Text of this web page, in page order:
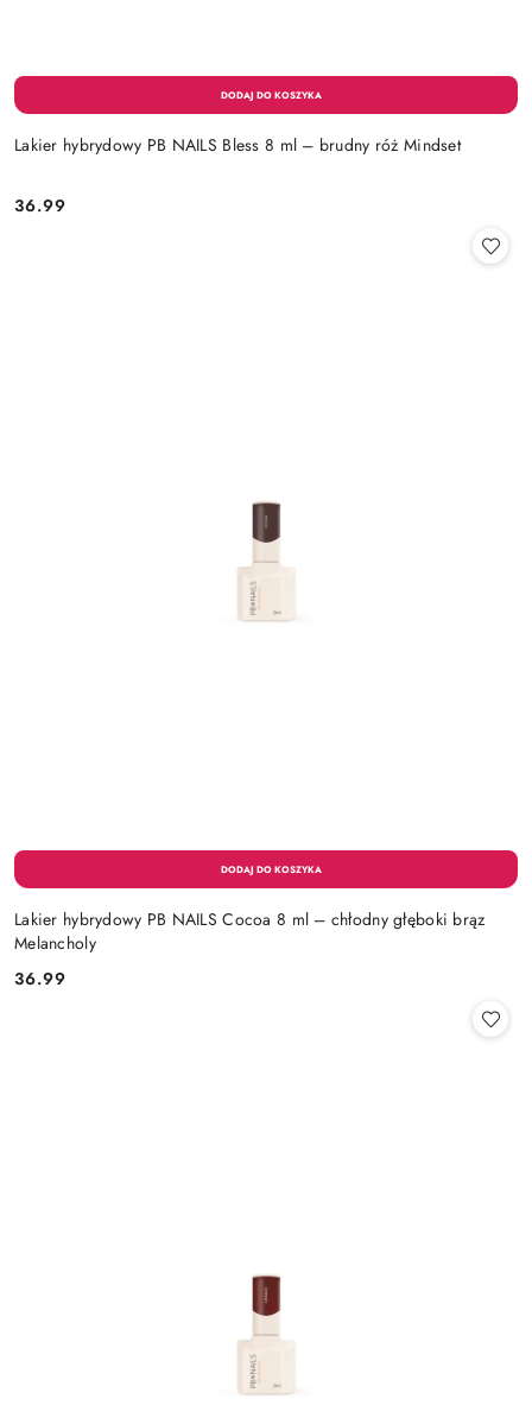
Lakier hybrydowy PB NAILS Bless 8 ml – brudny róż Mindset
Cena:
36.99
Lakier hybrydowy PB NAILS Cocoa 8 ml – chłodny głęboki brąz
Melancholy
Cena:
36.99